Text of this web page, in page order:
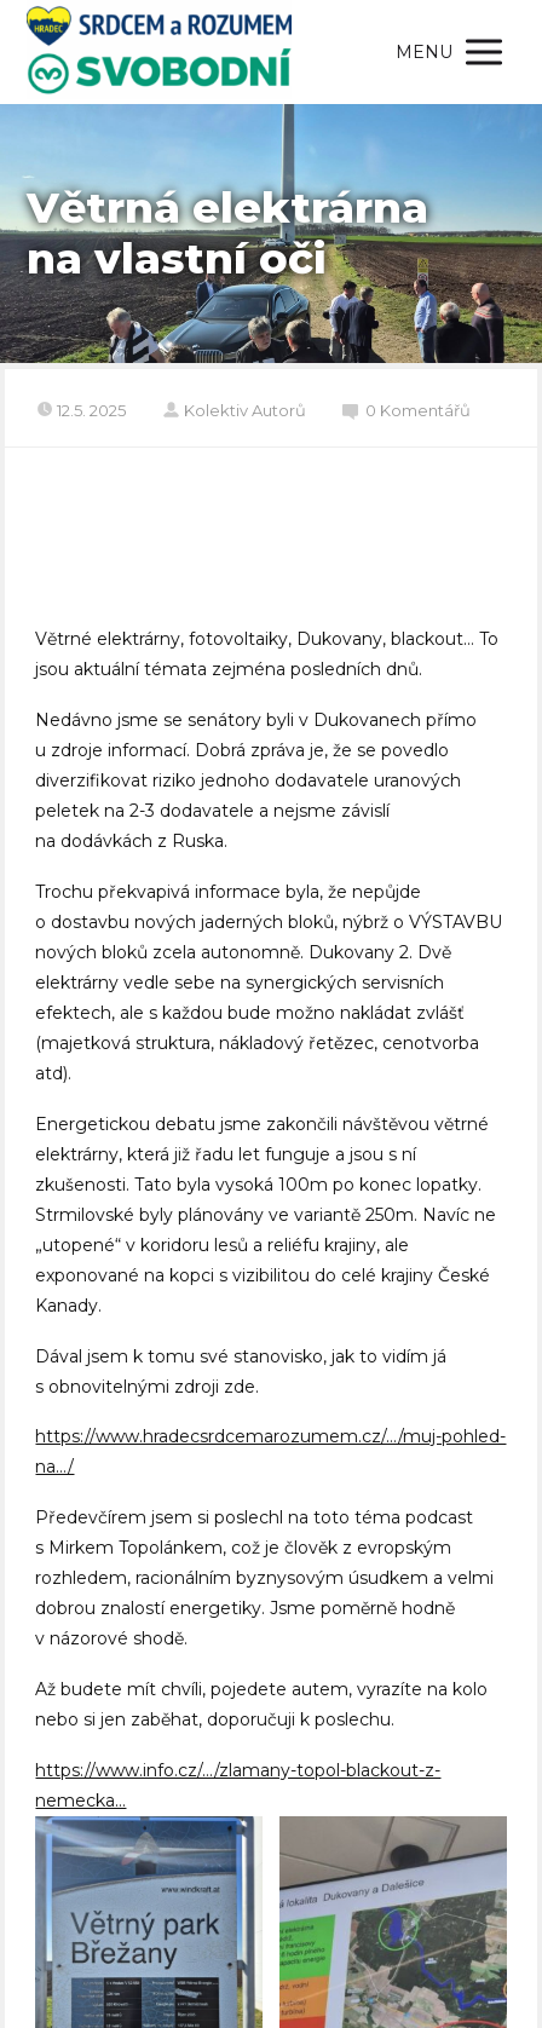
MENU
Větrná elektrárna
na vlastní oči
12.5. 2025 Kolektiv Autorů 0 Komentářů
Větrné elektrárny, fotovoltaiky, Dukovany, blackout… To
jsou aktuální témata zejména posledních dnů.
Nedávno jsme se senátory byli v Dukovanech přímo
u zdroje informací. Dobrá zpráva je, že se povedlo
diverzifikovat riziko jednoho dodavatele uranových
peletek na 2-3 dodavatele a nejsme závislí
na dodávkách z Ruska.
Trochu překvapivá informace byla, že nepůjde
o dostavbu nových jaderných bloků, nýbrž o VÝSTAVBU
nových bloků zcela autonomně. Dukovany 2. Dvě
elektrárny vedle sebe na synergických servisních
efektech, ale s každou bude možno nakládat zvlášť
(majetková struktura, nákladový řetězec, cenotvorba
atd).
Energetickou debatu jsme zakončili návštěvou větrné
elektrárny, která již řadu let funguje a jsou s ní
zkušenosti. Tato byla vysoká 100m po konec lopatky.
Strmilovské byly plánovány ve variantě 250m. Navíc ne
„utopené“ v koridoru lesů a reliéfu krajiny, ale
exponované na kopci s vizibilitou do celé krajiny České
Kanady.
Dával jsem k tomu své stanovisko, jak to vidím já
s obnovitelnými zdroji zde.
https://www.hradecsrdcemarozumem.cz/…/muj-pohled-
na…/
Předevčírem jsem si poslechl na toto téma podcast
s Mirkem Topolánkem, což je člověk z evropským
rozhledem, racionálním byznysovým úsudkem a velmi
dobrou znalostí energetiky. Jsme poměrně hodně
v názorové shodě.
Až budete mít chvíli, pojedete autem, vyrazíte na kolo
nebo si jen zaběhat, doporučuji k poslechu.
https://www.info.cz/…/zlamany-topol-blackout-z-
nemecka…